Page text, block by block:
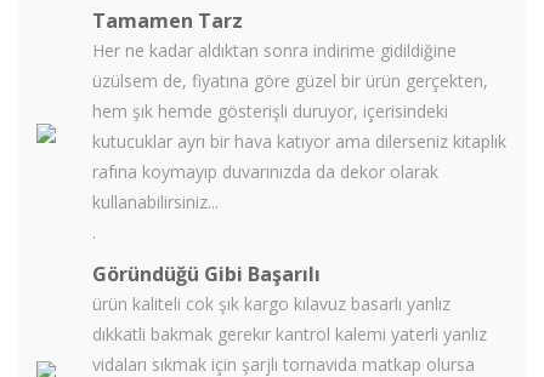
Tamamen Tarz
Her ne kadar aldıktan sonra indirime gidildiğine
üzülsem de, fiyatına göre güzel bir ürün gerçekten,
hem şık hemde gösterişli duruyor, içerisindeki
kutucuklar ayrı bir hava katıyor ama dilerseniz kitaplık
rafına koymayıp duvarınızda da dekor olarak
kullanabilirsiniz...
.
Göründüğü Gibi Başarılı
ürün kaliteli cok şık kargo kılavuz basarlı yanlız
dıkkatli bakmak gerekır kantrol kalemi yaterli yanlız
vidaları sıkmak için şarjlı tornavida matkap olursa